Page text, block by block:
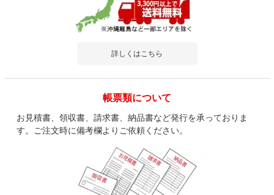
詳しくはこちら
帳票類について
お見積書、領収書、請求書、納品書など発行を承っておりま
す。ご注文時に備考欄よりご依頼ください。